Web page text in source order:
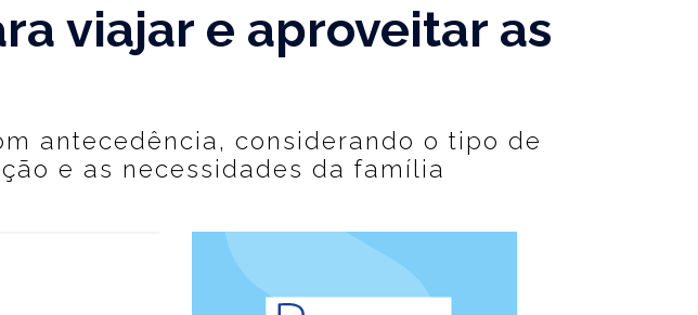
viajar e aproveitar as
antecedência, considerando o tipo de
e as necessidades da família